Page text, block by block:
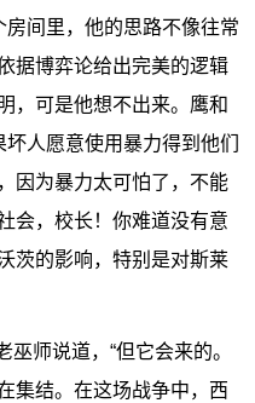
间里，他的思路不像往常
据博弈论给出完美的逻辑
，可是他想不出来。鹰和
人愿意使用暴力得到他们
因为暴力太可怕了，不能
，校长！你难道没有意
茨的影响，特别是对斯莱
巫师说道，“但它会来的。
集结。在这场战争中，西